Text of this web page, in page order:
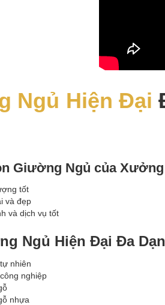
Ngủ Hiện Đại
Giường Ngủ của
tốt
và đẹp
và dịch vụ tốt
Ngủ Hiện Đại Đa
nhiên
nghiệp
nhựa